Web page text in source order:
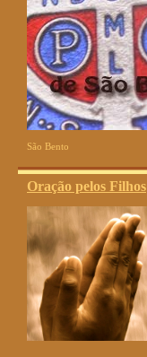
São Bento
Oração pelos Filhos